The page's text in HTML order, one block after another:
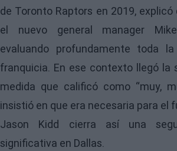
de Toronto Raptors en 2019,
el nuevo general manager
evaluando profundamente toda
franquicia. En ese contexto llegó la
medida que calificó como “muy,
insistió en que era necesaria para el
Jason Kidd cierra así una
significativa en Dallas.